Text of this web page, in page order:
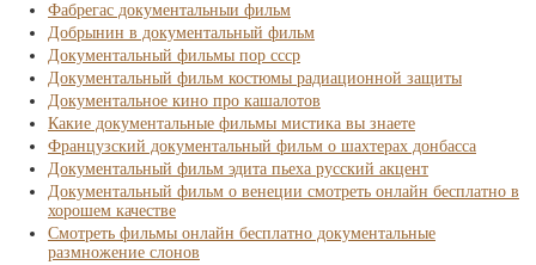
Фабрегас документальныи фильм
Добрынин в документальный фильм
Документальный фильмы пор ссср
Документальный фильм костюмы радиационной защиты
Документальное кино про кашалотов
Какие документальные фильмы мистика вы знаете
Французский документальный фильм о шахтерах донбасса
Документальный фильм эдита пьеха русский акцент
Документальный фильм о венеции смотреть онлайн бесплатно в
хорошем качестве
Смотреть фильмы онлайн бесплатно документальные
размножение слонов